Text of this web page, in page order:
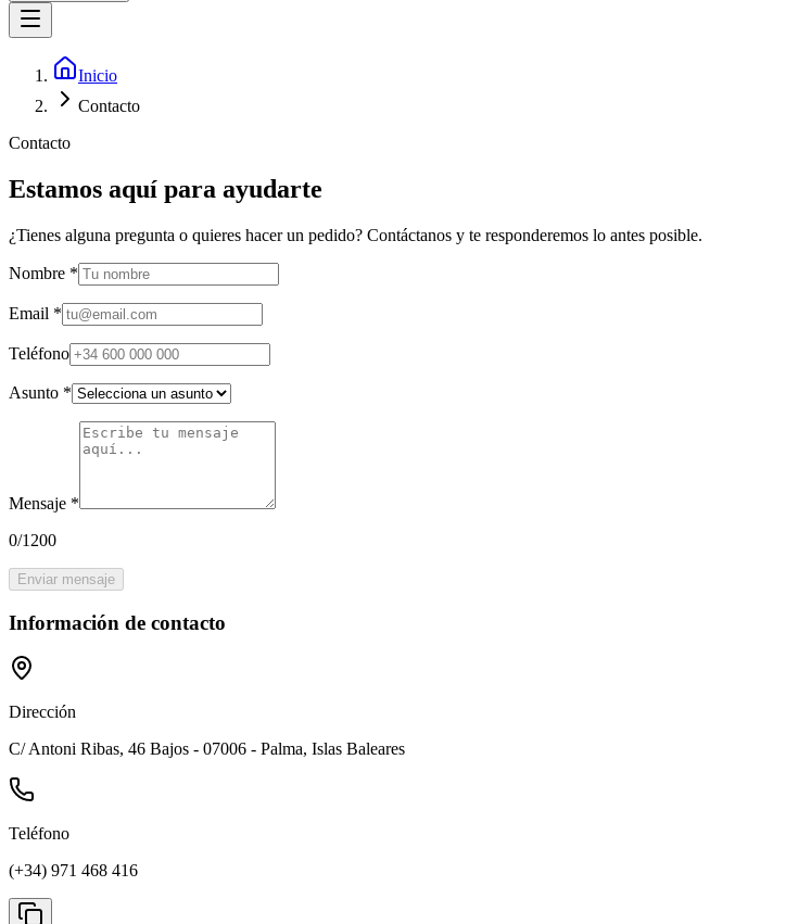
Inicio
Contacto
Contacto
Estamos aquí para ayudarte
¿Tienes alguna pregunta o quieres hacer un pedido? Contáctanos y te responderemos lo antes posible.
Nombre *
Email *
Teléfono
Asunto *
Mensaje *
0/1200
Enviar mensaje
Información de contacto
Dirección
C/ Antoni Ribas, 46 Bajos - 07006 - Palma, Islas Baleares
Teléfono
(+34) 971 468 416